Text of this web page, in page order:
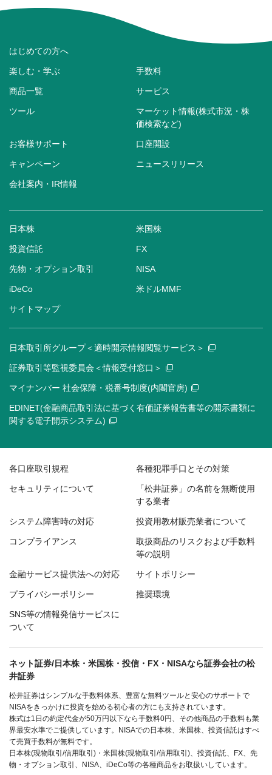
はじめての方へ
楽しむ・学ぶ 手数料
商品一覧 サービス
ツール
マーケット情報(株式市況・株
価検索など)
お客様サポート 口座開設
キャンペーン ニュースリリース
会社案内・IR情報
日本株 米国株
投資信託 FX
先物・オプション取引 NISA
iDeCo 米ドルMMF
サイトマップ
日本取引所グループ＜適時開示情報閲覧サービス＞
証券取引等監視委員会＜情報受付窓口＞
マイナンバー 社会保障・税番号制度(内閣官房)
EDINET(金融商品取引法に基づく有価証券報告書等の開示書類に
関する電子開示システム)
各口座取引規程 各種犯罪手口とその対策
セキュリティについて
「松井証券」の名前を無断使用
する業者
システム障害時の対応 投資用教材販売業者について
コンプライアンス
取扱商品のリスクおよび手数料
等の説明
金融サービス提供法への対応 サイトポリシー
プライバシーポリシー 推奨環境
SNS等の情報発信サービスに
ついて
ネット証券/日本株・米国株・投信・FX・NISAなら証券会社の松
井証券
松井証券はシンプルな手数料体系、豊富な無料ツールと安心のサポートで
NISAをきっかけに投資を始める初心者の方にも支持されています。
株式は1日の約定代金が50万円以下なら手数料0円、その他商品の手数料も業
界最安水準でご提供しています。NISAでの日本株、米国株、投資信託はすべ
て売買手数料が無料です。
日本株(現物取引/信用取引)・米国株(現物取引/信用取引)、投資信託、FX、先
物・オプション取引、NISA、iDeCo等の各種商品をお取扱いしています。